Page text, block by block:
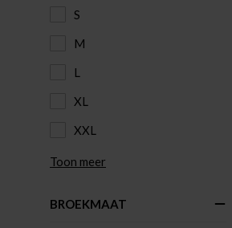
S
M
L
XL
XXL
Toon meer
BROEKMAAT